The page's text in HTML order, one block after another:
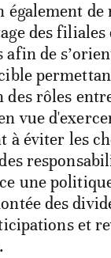
également
des filiales
de
rôles
vue
à éviter les
une
des
et